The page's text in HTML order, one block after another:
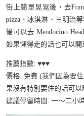
街上簡單晃晃後，去
pizza、冰淇淋、三明治
後可以去 Mendocino
如果懶得走的話也可以開
推薦指數: ♥️♥️♥️
價格: 免費 (我們因為要
果沒有特別要住的話可
建議停留時間: 一～二小